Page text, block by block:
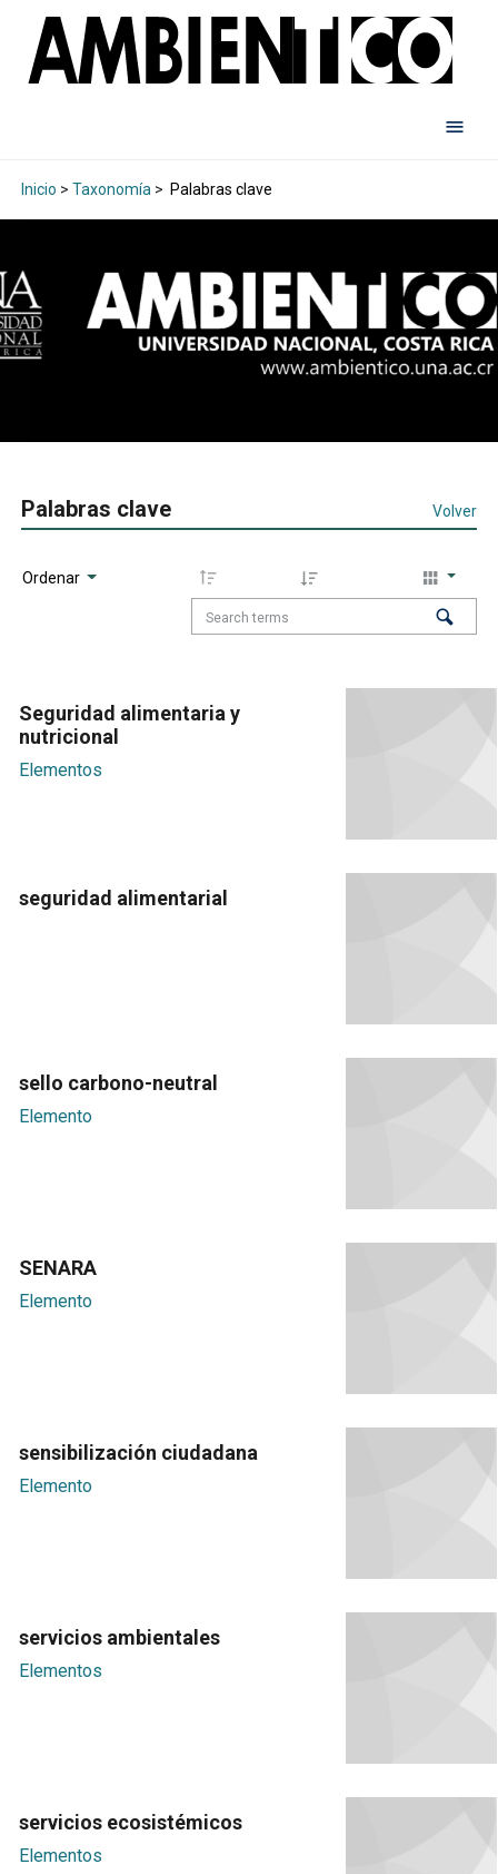
Inicio > Taxonomía > Palabras clave
Palabras clave Volver
Ordenar
Seguridad alimentaria y
nutricional
Elementos
seguridad alimentarial
sello carbono-neutral
Elemento
SENARA
Elemento
sensibilización ciudadana
Elemento
servicios ambientales
Elementos
servicios ecosistémicos
Elementos